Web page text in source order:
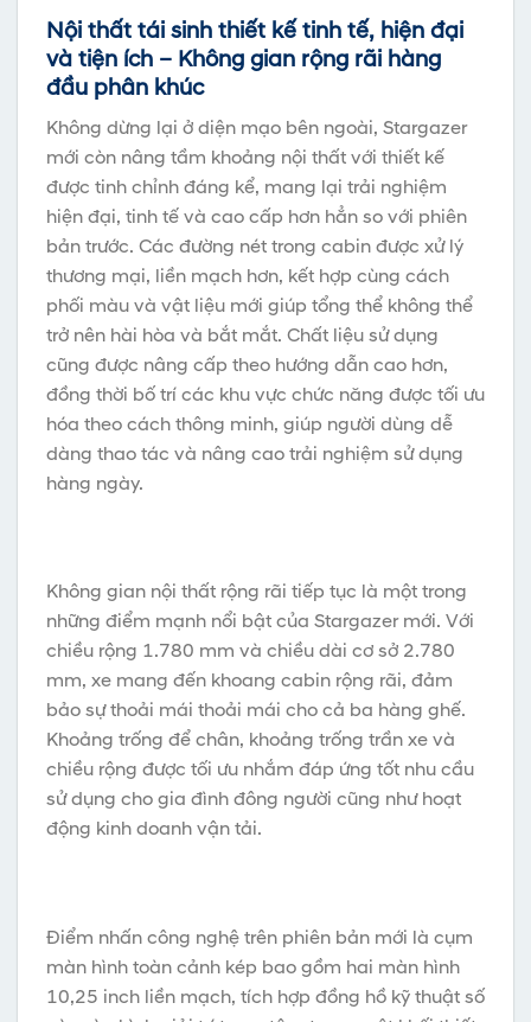
Nội thất tái sinh thiết kế tinh tế, hiện đại
và tiện ích – Không gian rộng rãi hàng
đầu phân khúc
Không dừng lại ở diện mạo bên ngoài, Stargazer
mới còn nâng tầm khoảng nội thất với thiết kế
được tinh chỉnh đáng kể, mang lại trải nghiệm
hiện đại, tinh tế và cao cấp hơn hẳn so với phiên
bản trước. Các đường nét trong cabin được xử lý
thương mại, liền mạch hơn, kết hợp cùng cách
phối màu và vật liệu mới giúp tổng thể không thể
trở nên hài hòa và bắt mắt. Chất liệu sử dụng
cũng được nâng cấp theo hướng dẫn cao hơn,
đồng thời bố trí các khu vực chức năng được tối ưu
hóa theo cách thông minh, giúp người dùng dễ
dàng thao tác và nâng cao trải nghiệm sử dụng
hàng ngày.
Không gian nội thất rộng rãi tiếp tục là một trong
những điểm mạnh nổi bật của Stargazer mới. Với
chiều rộng 1.780 mm và chiều dài cơ sở 2.780
mm, xe mang đến khoang cabin rộng rãi, đảm
bảo sự thoải mái thoải mái cho cả ba hàng ghế.
Khoảng trống để chân, khoảng trống trần xe và
chiều rộng được tối ưu nhắm đáp ứng tốt nhu cầu
sử dụng cho gia đình đông người cũng như hoạt
động kinh doanh vận tải.
Điểm nhấn công nghệ trên phiên bản mới là cụm
màn hình toàn cảnh kép bao gồm hai màn hình
10,25 inch liền mạch, tích hợp đồng hồ kỹ thuật số